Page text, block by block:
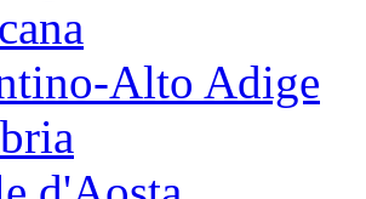
Alto Adige